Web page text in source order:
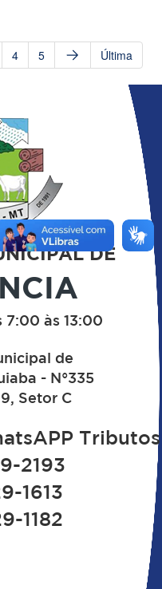
4 5 Última
DE
às 13:00
de
- N°335
Setor C
Tributos
2193
1613
1182